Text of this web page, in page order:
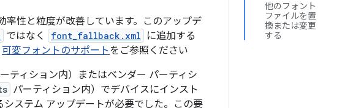
他のフォント
ファイルを置
換または変更
する
率性と粒度が改善しています。このアップデ
ではなく font_fallback.xml
に追加する
可変フォントのサポートをご参照ください
ティション内）またはベンダー パーティシ
パーティション内）でデバイスにインスト
ステム アップデートが必要でした。この要